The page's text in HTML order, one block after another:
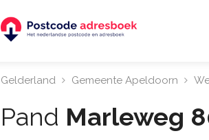
Gelderland Gemeente Apeldoorn
Pand Marleweg